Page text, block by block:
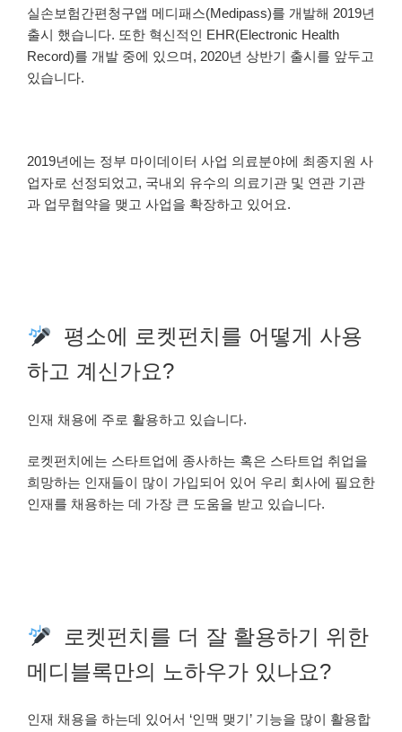
실손보험간편청구앱 메디패스(Medipass)를 개발해 2019년
출시 했습니다. 또한 혁신적인 EHR(Electronic Health
Record)를 개발 중에 있으며, 2020년 상반기 출시를 앞두고
있습니다.
2019년에는 정부 마이데이터 사업 의료분야에 최종지원 사
업자로 선정되었고, 국내외 유수의 의료기관 및 연관 기관
과 업무협약을 맺고 사업을 확장하고 있어요.
평소에 로켓펀치를 어떻게 사용
하고 계신가요?
인재 채용에 주로 활용하고 있습니다.
로켓펀치에는 스타트업에 종사하는 혹은 스타트업 취업을
희망하는 인재들이 많이 가입되어 있어 우리 회사에 필요한
인재를 채용하는 데 가장 큰 도움을 받고 있습니다.
로켓펀치를 더 잘 활용하기 위한
메디블록만의 노하우가 있나요?
인재 채용을 하는데 있어서 ‘인맥 맺기’ 기능을 많이 활용합